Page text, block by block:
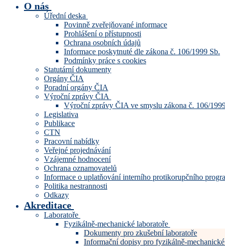
O nás
Úřední deska
Povinně zveřejňované informace
Prohlášení o přístupnosti
Ochrana osobních údajů
Informace poskytnuté dle zákona č. 106/1999 Sb.
Podmínky práce s cookies
Statutární dokumenty
Orgány ČIA
Poradní orgány ČIA
Výroční zprávy ČIA
Výroční zprávy ČIA ve smyslu zákona č. 106/
Legislativa
Publikace
CTN
Pracovní nabídky
Veřejné projednávání
Vzájemné hodnocení
Ochrana oznamovatelů
Informace o uplatňování interního protikorupčního
Politika nestrannosti
Odkazy
Akreditace
Laboratoře
Fyzikálně-mechanické laboratoře
Dokumenty pro zkušební laboratoře
Informační dopisy pro fyzikálně-